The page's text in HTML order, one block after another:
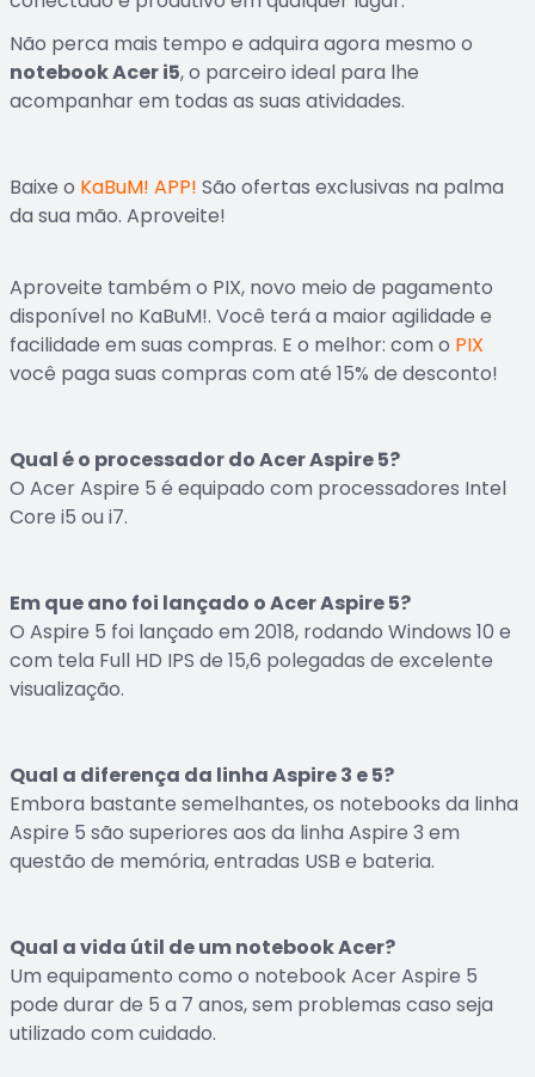
Não perca mais tempo e adquira agora mesmo o
notebook Acer i5, o parceiro ideal para lhe
acompanhar em todas as suas atividades.
Baixe o KaBuM! APP! São ofertas exclusivas na palma
da sua mão. Aproveite!
Aproveite também o PIX, novo meio de pagamento
disponível no KaBuM!. Você terá a maior agilidade e
facilidade em suas compras. E o melhor: com o PIX
você paga suas compras com até 15% de desconto!
Qual é o processador do Acer Aspire 5?
O Acer Aspire 5 é equipado com processadores Intel
Core i5 ou i7.
Em que ano foi lançado o Acer Aspire 5?
O Aspire 5 foi lançado em 2018, rodando Windows 10 e
com tela Full HD IPS de 15,6 polegadas de excelente
visualização.
Qual a diferença da linha Aspire 3 e 5?
Embora bastante semelhantes, os notebooks da linha
Aspire 5 são superiores aos da linha Aspire 3 em
questão de memória, entradas USB e bateria.
Qual a vida útil de um notebook Acer?
Um equipamento como o notebook Acer Aspire 5
pode durar de 5 a 7 anos, sem problemas caso seja
utilizado com cuidado.